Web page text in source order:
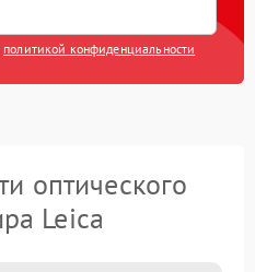
политикой конфиденциальности
оптического
Leica